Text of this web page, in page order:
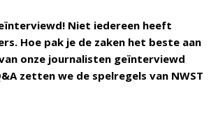
Niet iedereen heeft
Hoe pak je de zaken het beste aan
onze journalisten geïnterviewd
zetten we de spelregels van NWST